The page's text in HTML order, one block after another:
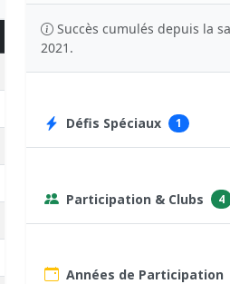
TEMPS POINTS
41:13 328 (Autre dist. ⇒20)
54:10 75 (Course type P)
61:17 75 (Course type P)
Succès cumulés depuis la
2021.
Défis Spéciaux 1
Participation & Clubs 4
Années de Participation